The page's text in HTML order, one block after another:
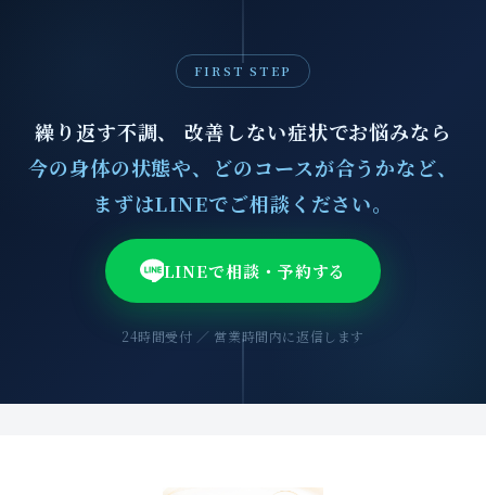
FIRST STEP
繰り返す不調、 改善しない症状でお悩みなら
今の身体の状態や、どのコースが合うかなど、
まずはLINEでご相談ください。
LINEで相談・予約する
24時間受付 ／ 営業時間内に返信します